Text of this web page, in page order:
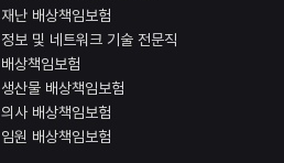
재난 배상책임보험
정보 및 네트워크 기술 전문직
배상책임보험
생산물 배상책임보험
의사 배상책임보험
임원 배상책임보험